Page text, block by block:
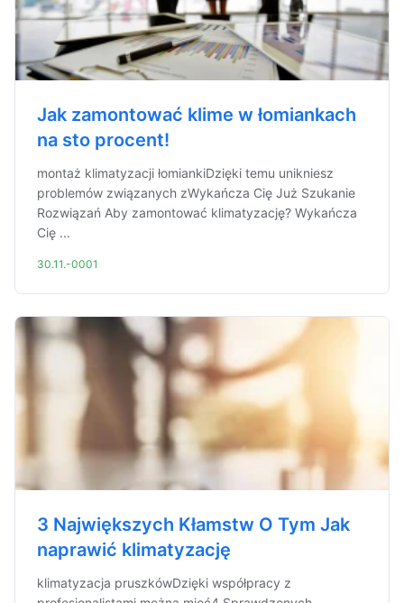
Jak zamontować klime w łomiankach
na sto procent!
montaż klimatyzacji łomiankiDzięki temu unikniesz
problemów związanych zWykańcza Cię Już Szukanie
Rozwiązań Aby zamontować klimatyzację? Wykańcza
Cię ...
30.11.-0001
3 Największych Kłamstw O Tym Jak
naprawić klimatyzację
klimatyzacja pruszkówDzięki współpracy z